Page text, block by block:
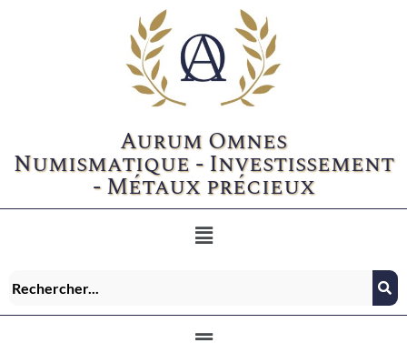
Aurum Omnes
Numismatique - Investissement
- Métaux précieux